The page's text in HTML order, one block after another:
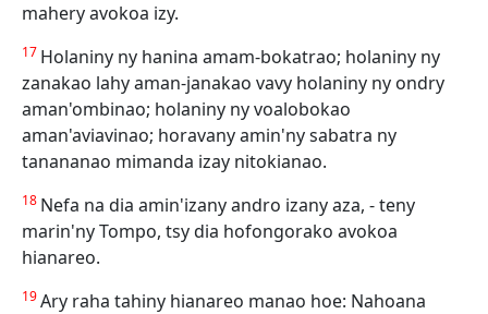
mahery avokoa izy.
17 Holaniny ny hanina amam-bokatrao; holaniny ny
zanakao lahy aman-janakao vavy holaniny ny ondry
aman'ombinao; holaniny ny voalobokao
aman'aviavinao; horavany amin'ny sabatra ny
tanananao mimanda izay nitokianao.
18 Nefa na dia amin'izany andro izany aza, - teny
marin'ny Tompo, tsy dia hofongorako avokoa
hianareo.
19Ary raha tahiny hianareo manao hoe: Nahoana